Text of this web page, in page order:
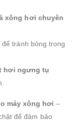
xông hơi chuyên
tránh bỏng trong
hơi ngưng tụ
máy xông hơi –
để đảm bảo